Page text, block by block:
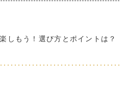
しもう！選び方とポイントは？